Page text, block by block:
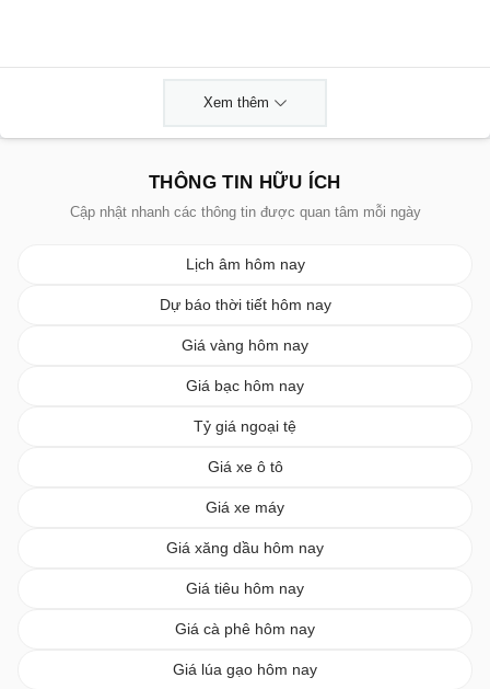
Xem thêm
THÔNG TIN HỮU ÍCH
Cập nhật nhanh các thông tin được quan tâm mỗi ngày
Lịch âm hôm nay
Dự báo thời tiết hôm nay
Giá vàng hôm nay
Giá bạc hôm nay
Tỷ giá ngoại tệ
Giá xe ô tô
Giá xe máy
Giá xăng dầu hôm nay
Giá tiêu hôm nay
Giá cà phê hôm nay
Giá lúa gạo hôm nay